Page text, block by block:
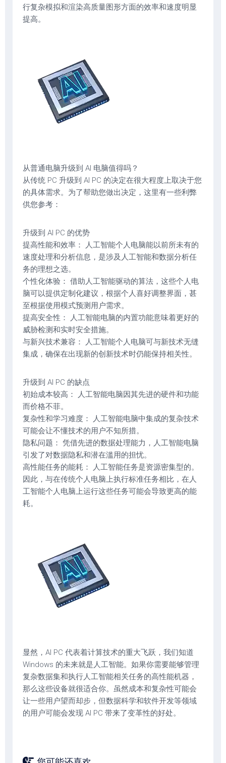
行复杂模拟和渲染高质量图形方面的效率和速度明显
提高。
从普通电脑升级到 AI 电脑值得吗？
从传统 PC 升级到 AI PC 的决定在很大程度上取决于您
的具体需求。为了帮助您做出决定，这里有一些利弊
供您参考：
升级到 AI PC 的优势
提高性能和效率： 人工智能个人电脑能以前所未有的
速度处理和分析信息，是涉及人工智能和数据分析任
务的理想之选。
个性化体验： 借助人工智能驱动的算法，这些个人电
脑可以提供定制化建议，根据个人喜好调整界面，甚
至根据使用模式预测用户需求。
提高安全性： 人工智能电脑的内置功能意味着更好的
威胁检测和实时安全措施。
与新兴技术兼容： 人工智能个人电脑可与新技术无缝
集成，确保在出现新的创新技术时仍能保持相关性。
升级到 AI PC 的缺点
初始成本较高： 人工智能电脑因其先进的硬件和功能
而价格不菲。
复杂性和学习难度： 人工智能电脑中集成的复杂技术
可能会让不懂技术的用户不知所措。
隐私问题： 凭借先进的数据处理能力，人工智能电脑
引发了对数据隐私和潜在滥用的担忧。
高性能任务的能耗： 人工智能任务是资源密集型的。
因此，与在传统个人电脑上执行标准任务相比，在人
工智能个人电脑上运行这些任务可能会导致更高的能
耗。
显然，AI PC 代表着计算技术的重大飞跃，我们知道
Windows 的未来就是人工智能。如果你需要能够管理
复杂数据集和执行人工智能相关任务的高性能机器，
那么这些设备就很适合你。虽然成本和复杂性可能会
让一些用户望而却步，但数据科学和软件开发等领域
的用户可能会发现 AI PC 带来了变革性的好处。